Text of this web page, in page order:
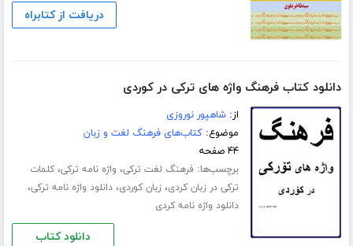
دریافت از کتابراه
دانلود کتاب فرهنگ واژه های ترکی در کوردی
از:شاهپور نوروزی
موضوع:کتاب‌های فرهنگ لغت و زبان
۴۴ صفحه
برچسب‌ها: فرهنگ لغت ترکی، واژه نامه ترکی،کلمات
ترکی در زبان کردی، زبان کوردی،دانلود واژه نامه ترکی،
دانلود واژه نامه کردی
دانلود کتاب